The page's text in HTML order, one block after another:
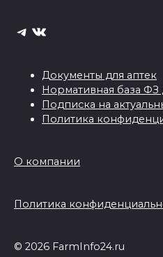
Telegram
ВКонтакте
Документы для аптек
Нормативная база ФЗ
Подписка на
Политика
О компании
Политика
© 2026 FarmInfo24.ru